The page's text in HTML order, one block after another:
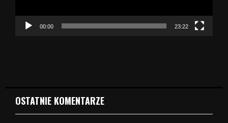
c
00:00 23:22
OSTATNIE KOMENTARZE